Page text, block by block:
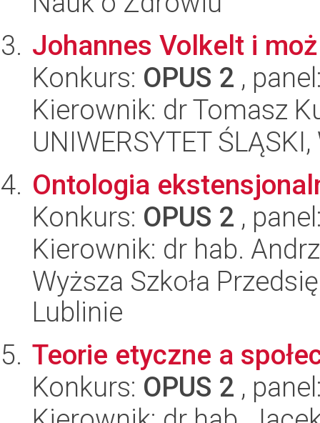
Johannes Volkelt i
Konkurs: OPUS 2 ,
Kierownik: dr Tomasz
UNIWERSYTET
Ontologia
Konkurs: OPUS 2 ,
Kierownik: dr hab.
Wyższa Szkoła
Lublinie
Teorie etyczne a
Konkurs: OPUS 2 ,